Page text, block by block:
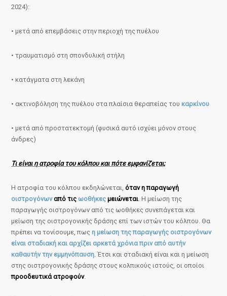
2024):
• μετά από επεμβάσεις στην περιοχή της πυέλου
• τραυματισμό στη σπονδυλική στήλη
• κατάγματα στη λεκάνη
• ακτινοβόληση της πυέλου στα πλαίσια θεραπείας τουκαρκίνου
• μετά από προστατεκτομή (φυσικά αυτό ισχύει μόνον στους
άνδρες)
Τι είναι η ατροφία του κόλπου και πότε εμφανίζεται;
Η ατροφία του κόλπου εκδηλώνεται,όταν η παραγωγή
οιστρογόνωναπό τις ωοθήκες μειώνεται. Η μείωση της
παραγωγής οιστρογόνων από τις ωοθήκες συνεπάγεται και
μείωση της οιστρογονικής δράσης επί των ιστών του κόλπου. Θα
πρέπει να τονίσουμε, πωςη μείωση της παραγωγής οιστρογόνων
είναι σταδιακή και αρχίζει αρκετά χρόνια πριν από αυτήν
καθαυτήν την εμμηνόπαυση. Έτσι και σταδιακή είναι και η μείωση
στης οιστρογονικής δράσης στους κολπικούς ιστούς, οι οποίοι
προοδευτικά ατροφούν.